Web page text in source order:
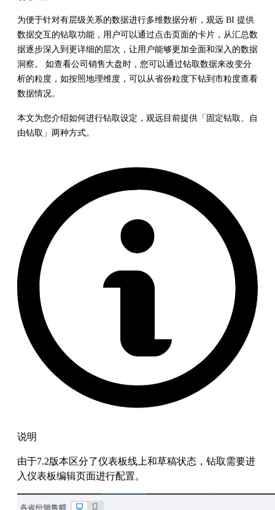
为便于针对有层级关系的数据进行多维数据分析，观远 BI 提供
数据交互的钻取功能，用户可以通过点击页面的卡片，从汇总数
据逐步深入到更详细的层次，让用户能够更加全面和深入的数据
洞察。 如查看公司销售大盘时，您可以通过钻取数据来改变分
析的粒度，如按照地理维度，可以从省份粒度下钻到市粒度查看
数据情况。
本文为您介绍如何进行钻取设定，观远目前提供「固定钻取、自
由钻取」两种方式。
说明
由于7.2版本区分了仪表板线上和草稿状态，钻取需要进
入仪表板编辑页面进行配置。